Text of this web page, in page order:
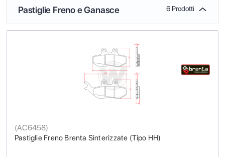
Pastiglie Freno e Ganasce 6 Prodotti
Pastiglie Freno Brenta Sinterizzate (Tipo HH)
(AC6458)